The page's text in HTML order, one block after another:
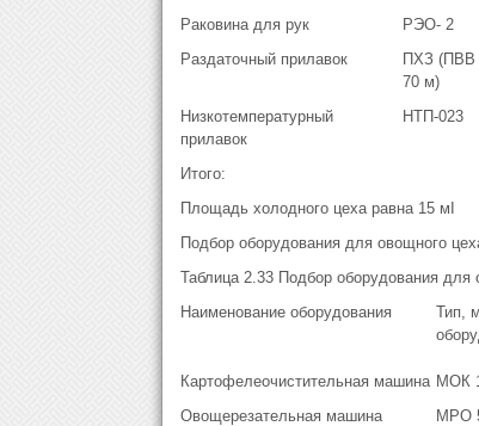
Раковина для рук
РЭО- 2
Раздаточный прилавок
ПХЗ (ПВВ
70 м)
Низкотемпературный
прилавок
НТП-023
Итого:
Площадь холодного цеха равна 15 мІ
Подбор оборудования для овощного
Таблица 2.33 Подбор оборудования для
Наименование оборудования
Тип,
Картофелеочистительная машина МОК
Овощерезательная машина
МРО